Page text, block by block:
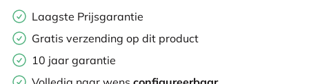
Laagste Prijsgarantie
Gratis verzending op dit product
10 jaar garantie